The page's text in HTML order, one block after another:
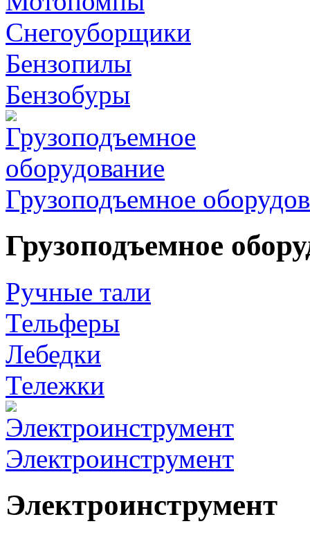
Снегоуборщики
Бензопилы
Бензобуры
Грузоподъемное
Грузоподъемное
Ручные тали
Тельферы
Лебедки
Тележки
Электроинструмент
Электроинструмент